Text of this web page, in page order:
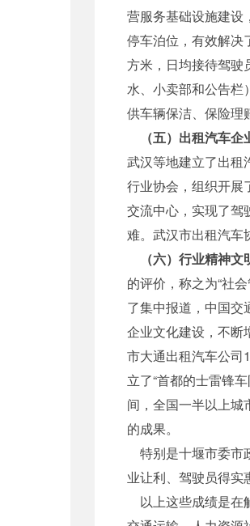
营服务基础设施建设
停车泊位，有效解决
方米，日均接待驾驶
水、小卖部和公告栏
供车辆保洁、保险理
（五）出租汽车
武汉等地建立了出租
行业协会，组织开展
交流中心，实现了驾
难。武汉市出租汽车
（六）行业精神文
的评价，称之为“社
了集中报道，中国
企业文化建设，不断
市大通出租汽车公司
立了“首都的士雷锋
间，全国一半以上城
的成果。
特别是十堰市委市
业让利、驾驶员得实
以上这些成绩是在